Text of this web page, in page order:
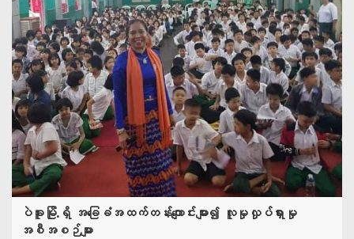
ပဲခူးမြို.ရှိ အခြေခံအထက်တန်းကျောင်းများ၍ လူမှုလှုပ်ရှားမှု
အစီအစဉ်များ